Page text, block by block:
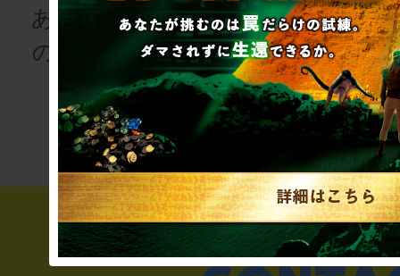
あなたも、物語
の登場人物にな
りませんか
次の授業は“謎
き”!?